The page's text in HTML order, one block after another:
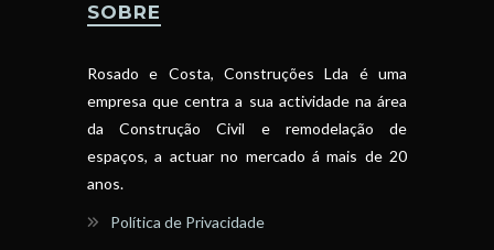
SOBRE
Rosado e Costa, Construções Lda é uma
empresa que centra a sua actividade na área
da Construção Civil e remodelação de
espaços, a actuar no mercado á mais de 20
anos.
Política de Privacidade